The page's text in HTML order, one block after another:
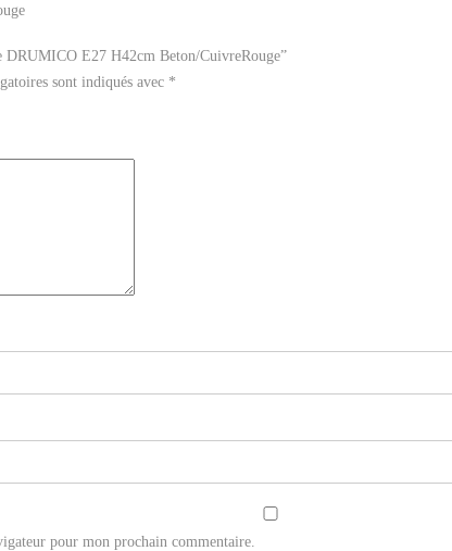
DRUMICO E27 H42cm Beton/CuivreRouge”
sont indiqués avec *
pour mon prochain commentaire.